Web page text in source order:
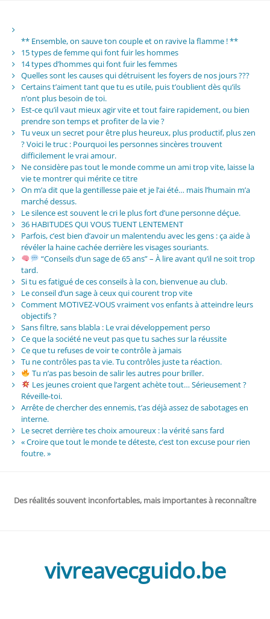
** Ensemble, on sauve ton couple et on ravive la flamme ! **
15 types de femme qui font fuir les hommes
14 types d’hommes qui font fuir les femmes
Quelles sont les causes qui détruisent les foyers de nos jours ???
Certains t’aiment tant que tu es utile, puis t’oublient dès qu’ils
n’ont plus besoin de toi.
Est-ce qu’il vaut mieux agir vite et tout faire rapidement, ou bien
prendre son temps et profiter de la vie ?
Tu veux un secret pour être plus heureux, plus productif, plus zen
? Voici le truc : Pourquoi les personnes sincères trouvent
difficilement le vrai amour.
Ne considère pas tout le monde comme un ami trop vite, laisse la
vie te montrer qui mérite ce titre
On m’a dit que la gentillesse paie et je l’ai été… mais l’humain m’a
marché dessus.
Le silence est souvent le cri le plus fort d’une personne déçue.
36 HABITUDES QUI VOUS TUENT LENTEMENT
Parfois, c’est bien d’avoir un malentendu avec les gens : ça aide à
révéler la haine cachée derrière les visages souriants.
“Conseils d’un sage de 65 ans” – À lire avant qu’il ne soit trop
tard.
Si tu es fatigué de ces conseils à la con, bienvenue au club.
Le conseil d’un sage à ceux qui courent trop vite
Comment MOTIVEZ-VOUS vraiment vos enfants à atteindre leurs
objectifs ?
Sans filtre, sans blabla : Le vrai développement perso
Ce que la société ne veut pas que tu saches sur la réussite
Ce que tu refuses de voir te contrôle à jamais
Tu ne contrôles pas ta vie. Tu contrôles juste ta réaction.
Tu n’as pas besoin de salir les autres pour briller.
Les jeunes croient que l’argent achète tout… Sérieusement ?
Réveille-toi.
Arrête de chercher des ennemis, t’as déjà assez de sabotages en
interne.
Le secret derrière tes choix amoureux : la vérité sans fard
« Croire que tout le monde te déteste, c’est ton excuse pour rien
foutre. »
Des réalités souvent inconfortables, mais importantes à reconnaître
vivreavecguido.be